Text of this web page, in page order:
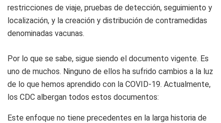
restricciones de viaje, pruebas de detección, seguimiento y
localización, y la creación y distribución de contramedidas
denominadas vacunas.
Por lo que se sabe, sigue siendo el documento vigente. Es
uno de muchos. Ninguno de ellos ha sufrido cambios a la luz
de lo que hemos aprendido con la COVID-19. Actualmente,
los CDC albergan todos estos documentos:
Este enfoque no tiene precedentes en la larga historia de